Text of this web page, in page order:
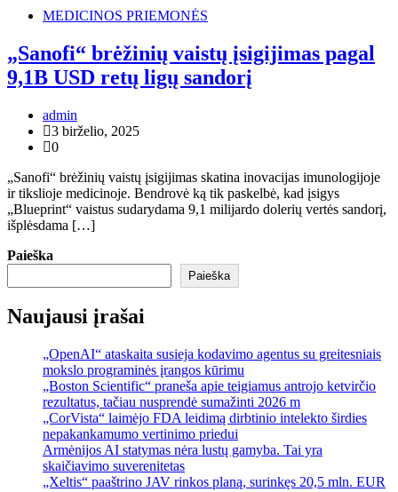
MEDICINOS PRIEMONĖS
„Sanofi“ brėžinių vaistų įsigijimas pagal
9,1B USD retų ligų sandorį
admin
3 birželio, 2025
0
„Sanofi“ brėžinių vaistų įsigijimas skatina inovacijas imunologijoje
ir tikslioje medicinoje. Bendrovė ką tik paskelbė, kad įsigys
„Blueprint“ vaistus sudarydama 9,1 milijardo dolerių vertės sandorį,
išplėsdama […]
Paieška
Paieška
Naujausi įrašai
„OpenAI“ ataskaita susieja kodavimo agentus su greitesniais
mokslo programinės įrangos kūrimu
„Boston Scientific“ praneša apie teigiamus antrojo ketvirčio
rezultatus, tačiau nusprendė sumažinti 2026 m
„CorVista“ laimėjo FDA leidimą dirbtinio intelekto širdies
nepakankamumo vertinimo priedui
Armėnijos AI statymas nėra lustų gamyba. Tai yra
skaičiavimo suverenitetas
„Xeltis“ paaštrino JAV rinkos planą, surinkęs 20,5 mln. EUR